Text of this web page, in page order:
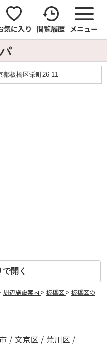
気に入り 閲覧履歴 メニュー
都板橋区栄町26-11
開く
周辺施設案内 > 板橋区 > 板橋区の
/ 文京区 / 荒川区 /